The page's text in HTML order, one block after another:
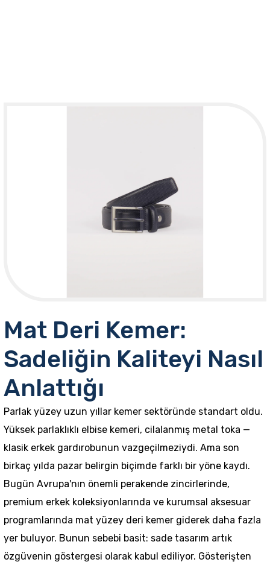
Mat Deri Kemer:
Sadeliğin Kaliteyi Nasıl
Anlattığı
Parlak yüzey uzun yıllar kemer sektöründe standart oldu.
Yüksek parlaklıklı elbise kemeri, cilalanmış metal toka —
klasik erkek gardırobunun vazgeçilmeziydi. Ama son
birkaç yılda pazar belirgin biçimde farklı bir yöne kaydı.
Bugün Avrupa'nın önemli perakende zincirlerinde,
premium erkek koleksiyonlarında ve kurumsal aksesuar
programlarında mat yüzey deri kemer giderek daha fazla
yer buluyor. Bunun sebebi basit: sade tasarım artık
özgüvenin göstergesi olarak kabul ediliyor. Gösterişten